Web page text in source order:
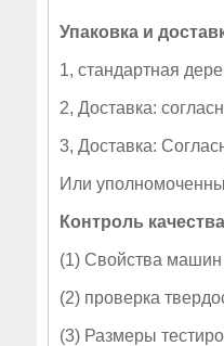
Упаковка и
1, стандартная
2, Доставка:
3, Доставка:
Или
Контроль
(1) Свойства машин
(2) проверка
(3) Размеры